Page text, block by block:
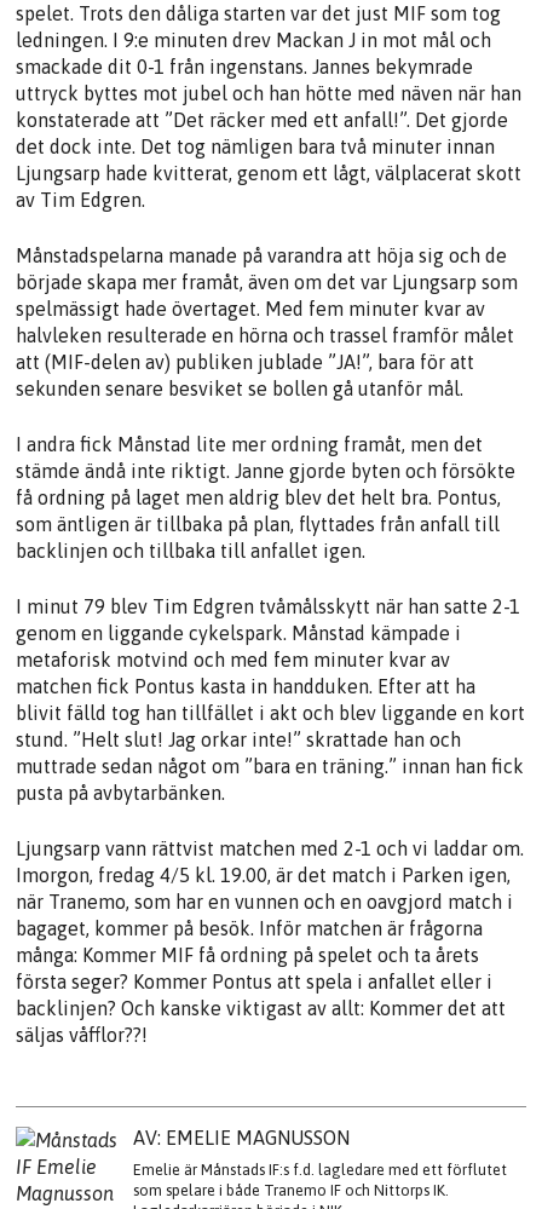
spelet. Trots den dåliga starten var det just MIF som tog
ledningen. I 9:e minuten drev Mackan J in mot mål och
smackade dit 0-1 från ingenstans. Jannes bekymrade
uttryck byttes mot jubel och han hötte med näven när han
konstaterade att ”Det räcker med ett anfall!”. Det gjorde
det dock inte. Det tog nämligen bara två minuter innan
Ljungsarp hade kvitterat, genom ett lågt, välplacerat skott
av Tim Edgren.
Månstadspelarna manade på varandra att höja sig och de
började skapa mer framåt, även om det var Ljungsarp som
spelmässigt hade övertaget. Med fem minuter kvar av
halvleken resulterade en hörna och trassel framför målet
att (MIF-delen av) publiken jublade ”JA!”, bara för att
sekunden senare besviket se bollen gå utanför mål.
I andra fick Månstad lite mer ordning framåt, men det
stämde ändå inte riktigt. Janne gjorde byten och försökte
få ordning på laget men aldrig blev det helt bra. Pontus,
som äntligen är tillbaka på plan, flyttades från anfall till
backlinjen och tillbaka till anfallet igen.
I minut 79 blev Tim Edgren tvåmålsskytt när han satte 2-1
genom en liggande cykelspark. Månstad kämpade i
metaforisk motvind och med fem minuter kvar av
matchen fick Pontus kasta in handduken. Efter att ha
blivit fälld tog han tillfället i akt och blev liggande en kort
stund. ”Helt slut! Jag orkar inte!” skrattade han och
muttrade sedan något om ”bara en träning.” innan han fick
pusta på avbytarbänken.
Ljungsarp vann rättvist matchen med 2-1 och vi laddar om.
Imorgon, fredag 4/5 kl. 19.00, är det match i Parken igen,
när Tranemo, som har en vunnen och en oavgjord match i
bagaget, kommer på besök. Inför matchen är frågorna
många: Kommer MIF få ordning på spelet och ta årets
första seger? Kommer Pontus att spela i anfallet eller i
backlinjen? Och kanske viktigast av allt: Kommer det att
säljas våfflor??!
AV: EMELIE MAGNUSSON
Emelie är Månstads IF:s f.d. lagledare med ett förflutet
som spelare i både Tranemo IF och Nittorps IK.